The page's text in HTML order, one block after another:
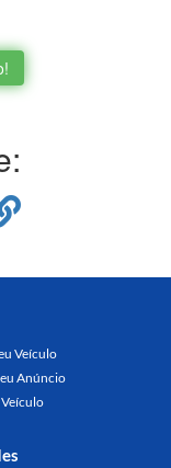
Veículo
Anúncio